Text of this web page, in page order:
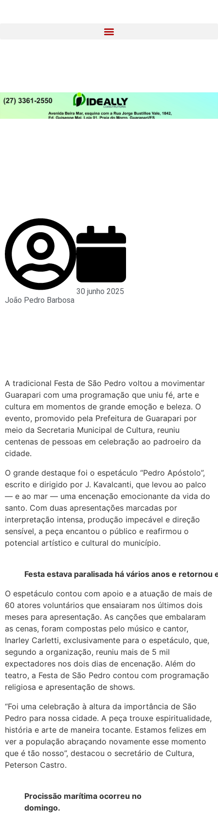
João Pedro Barbosa
30 junho 2025
A tradicional Festa de São Pedro voltou a movimentar
Guarapari com uma programação que uniu fé, arte e
cultura em momentos de grande emoção e beleza. O
evento, promovido pela Prefeitura de Guarapari por
meio da Secretaria Municipal de Cultura, reuniu
centenas de pessoas em celebração ao padroeiro da
cidade.
O grande destaque foi o espetáculo “Pedro Apóstolo”,
escrito e dirigido por J. Kavalcanti, que levou ao palco
— e ao mar — uma encenação emocionante da vida do
santo. Com duas apresentações marcadas por
interpretação intensa, produção impecável e direção
sensível, a peça encantou o público e reafirmou o
potencial artístico e cultural do município.
Festa estava paralisada há vários anos e retornou
O espetáculo contou com apoio e a atuação de mais de
60 atores voluntários que ensaiaram nos últimos dois
meses para apresentação. As canções que embalaram
as cenas, foram compostas pelo músico e cantor,
Inarley Carletti, exclusivamente para o espetáculo, que,
segundo a organização, reuniu mais de 5 mil
expectadores nos dois dias de encenação. Além do
teatro, a Festa de São Pedro contou com programação
religiosa e apresentação de shows.
“Foi uma celebração à altura da importância de São
Pedro para nossa cidade. A peça trouxe espiritualidade,
história e arte de maneira tocante. Estamos felizes em
ver a população abraçando novamente esse momento
que é tão nosso”, destacou o secretário de Cultura,
Peterson Castro.
Procissão marítima ocorreu no
domingo.